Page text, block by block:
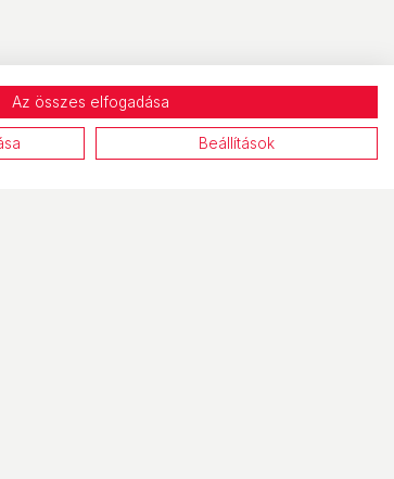
Az összes elfogadása
Beállítások